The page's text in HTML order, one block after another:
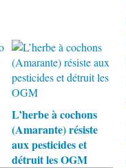
L’herbe à cochons
(Amarante) résiste
aux pesticides et
détruit les OGM